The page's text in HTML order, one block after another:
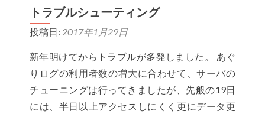
測
セ
ン
サ
ー
トラブルシューティング
投稿日: 2017年1月29日
新年明けてからトラブルが多発しました。 あぐ
りログの利用者数の増大に合わせて、サーバの
チューニングは行ってきましたが、先般の19日
には、半日以上アクセスしにくく更にデータ更